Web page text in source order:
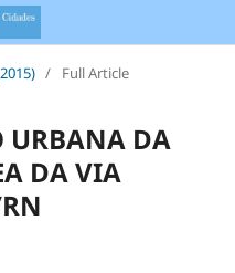
/ Full Article
URBANA DA
DA VIA